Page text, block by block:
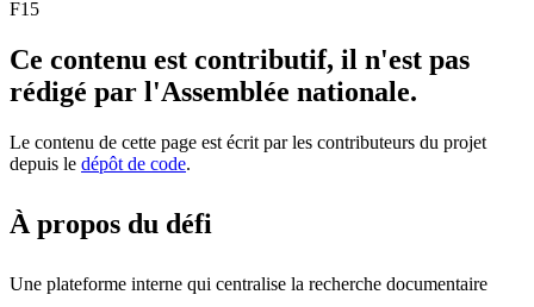
F15
Ce contenu est contributif, il n'est pas
rédigé par l'Assemblée nationale.
Le contenu de cette page est écrit par les contributeurs du projet
depuis le dépôt de code.
À propos du défi
Une plateforme interne qui centralise la recherche documentaire